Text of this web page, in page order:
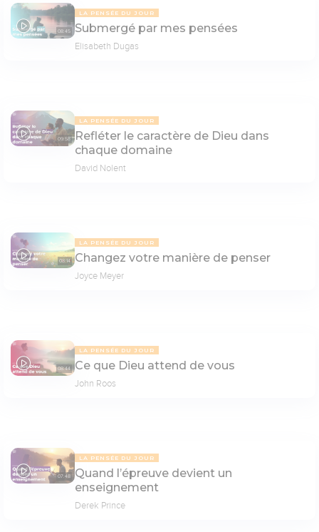
08:45
LA PENSÉE DU JOUR
Submergé par mes pensées
Elisabeth Dugas
09:58
LA PENSÉE DU JOUR
Refléter le caractère de Dieu dans
chaque domaine
David Nolent
08:14
LA PENSÉE DU JOUR
Changez votre manière de penser
Joyce Meyer
08:44
LA PENSÉE DU JOUR
Ce que Dieu attend de vous
John Roos
07:48
LA PENSÉE DU JOUR
Quand l’épreuve devient un
enseignement
Derek Prince